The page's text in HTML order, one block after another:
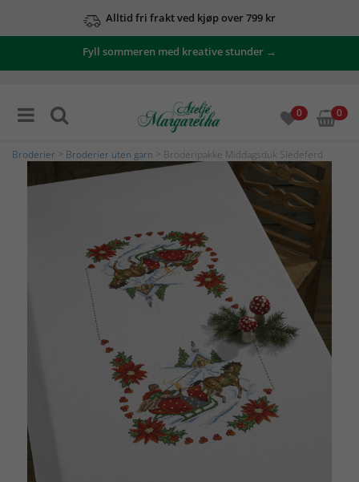
Alltid fri frakt ved kjøp over 799 kr
Fyll sommeren med kreative stunder →
0 0
Broderier Broderier uten garn > Broderipakke Middagsduk Sledeferd